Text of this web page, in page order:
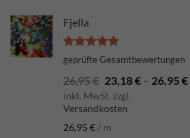
Fjella
Bewertet
von 5
geprüfte Gesamtbewertungen
26,95€ 23,18€– 26,95€
inkl. MwSt. zzgl.
Versandkosten
26,95 € / m